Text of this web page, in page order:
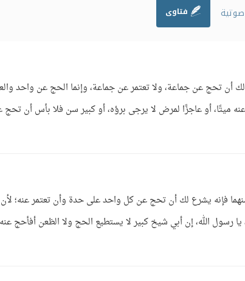
فتاوى
أن تحج عن جماعة، ولا تعتمر عن جماعة، وإنما الحج عن واحد
ميتًا، أو عاجزًا لمرض لا يرجى برؤه، أو كبير سن فلا بأس أن تحج
فإنه يشرع لك أن تحج عن كل واحد على حدة وأن تعتمر عنه؛ لأن
الله، إن أبي شيخ كبير لا يستطيع الحج ولا الظعن أفأحج عنه